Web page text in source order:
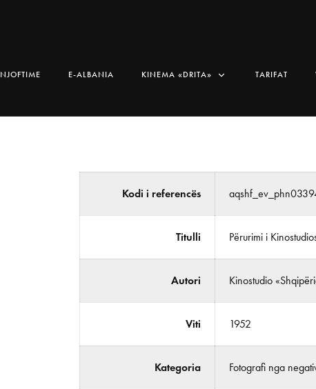
NJOFTIME E-ALBANIA KINEMA «DRITA» TARIFAT
Kodi i referencës
Titulli Përurimi i
Autori Kinostudio
Viti 1952
Kategoria Fotografi nga